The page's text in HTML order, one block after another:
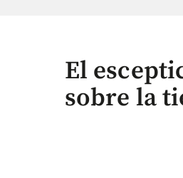
El
sobre la